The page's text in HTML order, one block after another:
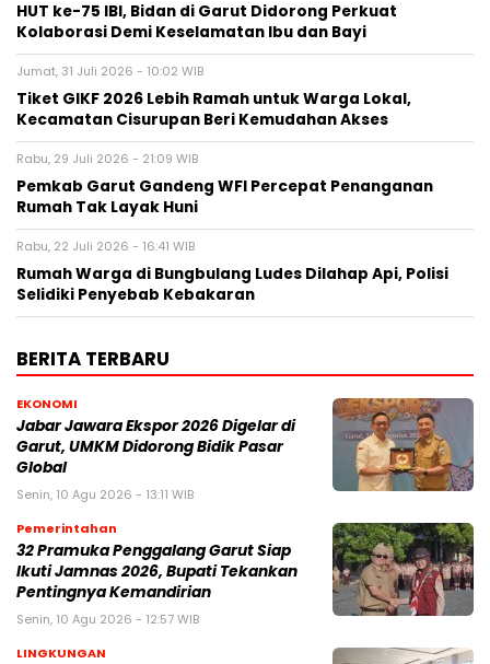
HUT ke-75 IBI, Bidan di Garut Didorong Perkuat
Kolaborasi Demi Keselamatan Ibu dan Bayi
Jumat, 31 Juli 2026 - 10:02 WIB
Tiket GIKF 2026 Lebih Ramah untuk Warga Lokal,
Kecamatan Cisurupan Beri Kemudahan Akses
Rabu, 29 Juli 2026 - 21:09 WIB
Pemkab Garut Gandeng WFI Percepat Penanganan
Rumah Tak Layak Huni
Rabu, 22 Juli 2026 - 16:41 WIB
Rumah Warga di Bungbulang Ludes Dilahap Api, Polisi
Selidiki Penyebab Kebakaran
BERITA TERBARU
EKONOMI
Jabar Jawara Ekspor 2026 Digelar di
Garut, UMKM Didorong Bidik Pasar
Global
Senin, 10 Agu 2026 - 13:11 WIB
Pemerintahan
32 Pramuka Penggalang Garut Siap
Ikuti Jamnas 2026, Bupati Tekankan
Pentingnya Kemandirian
Senin, 10 Agu 2026 - 12:57 WIB
LINGKUNGAN